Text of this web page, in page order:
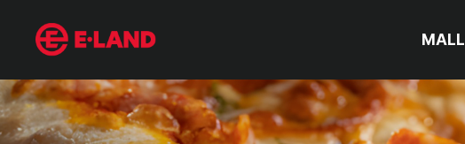
MALL
치즈크러스트 : 홈파티 레시피부터 맛집 추천까지
매거진 상세보기